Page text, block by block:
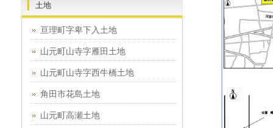
土地
亘理町字卑下入土地
山元町山寺字雁田土地
山元町山寺字西牛橋土地
角田市花島土地
山元町高瀬土地